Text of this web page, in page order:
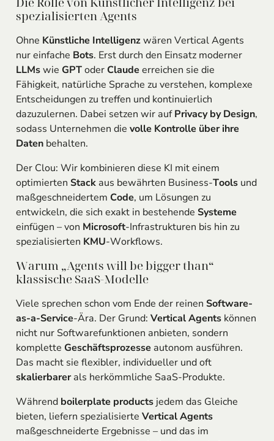
spezialisierten Agents
Ohne Künstliche Intelligenzwären Vertical Agents
nur einfache Bots. Erst durch den Einsatz moderner
LLMswie GPToder Claudeerreichen sie die
Fähigkeit, natürliche Sprache zu verstehen, komplexe
Entscheidungen zu treffen und kontinuierlich
dazuzulernen. Dabei setzen wir aufPrivacy by Design,
sodass Unternehmen die volle Kontrolle über ihre
Datenbehalten.
Der Clou: Wir kombinieren diese KI mit einem
optimierten Stackaus bewährten Business-Toolsund
maßgeschneidertem Code, um Lösungen zu
entwickeln, die sich exakt in bestehende Systeme
einfügen – von Microsoft-Infrastrukturen bis hin zu
spezialisierten KMU-Workflows.
Warum „Agents will be bigger than“
klassische SaaS-Modelle
Viele sprechen schon vom Ende der reinen Software-
as-a-Service-Ära. Der Grund: Vertical Agentskönnen
nicht nur Softwarefunktionen anbieten, sondern
komplette Geschäftsprozesseautonom ausführen.
Das macht sie flexibler, individueller und oft
skalierbarerals herkömmliche SaaS-Produkte.
Während boilerplate productsjedem das Gleiche
bieten, liefern spezialisierte Vertical Agents
maßgeschneiderte Ergebnisse – und das im